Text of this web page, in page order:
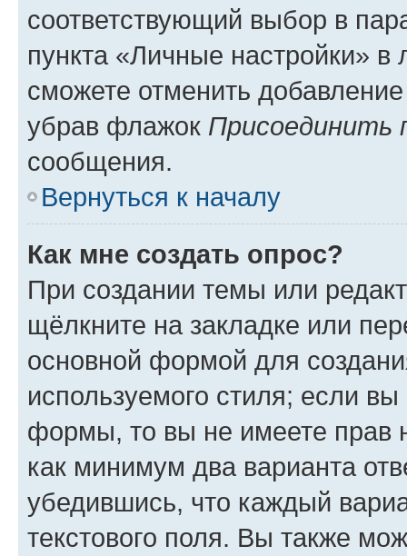
соответствующий выбор в
пункта «Личные настройки»
сможете отменить
убрав флажок Присоединить
сообщения.
Вернуться к началу
Как мне создать опрос?
При создании темы или
щёлкните на закладке или
основной формой для
используемого стиля; если
формы, то вы не имеете прав
как минимум два варианта
убедившись, что каждый
текстового поля. Вы также